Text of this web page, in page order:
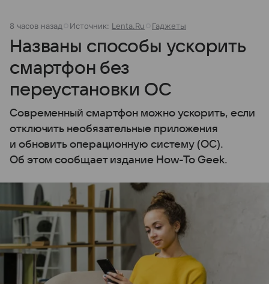
8 часов назад Источник: Lenta.Ru Гаджеты
Названы способы ускорить
смартфон без
переустановки ОС
Современный смартфон можно ускорить, если
отключить необязательные приложения
и обновить операционную систему (ОС).
Об этом сообщает издание How-To Geek.